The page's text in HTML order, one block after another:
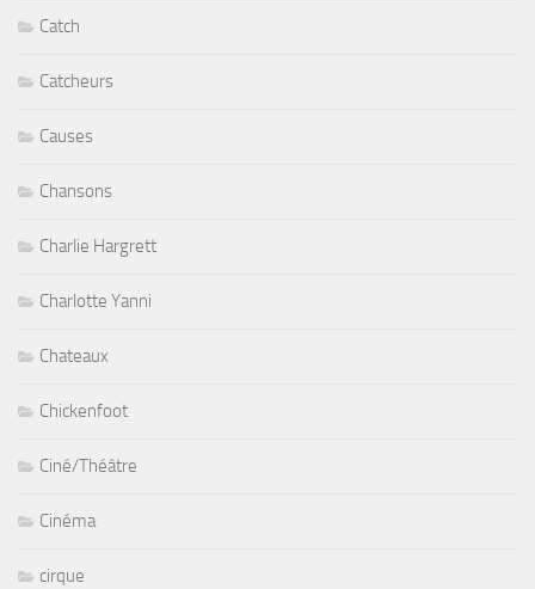
Catch
Catcheurs
Causes
Chansons
Charlie Hargrett
Charlotte Yanni
Chateaux
Chickenfoot
Ciné/Théâtre
Cinéma
cirque